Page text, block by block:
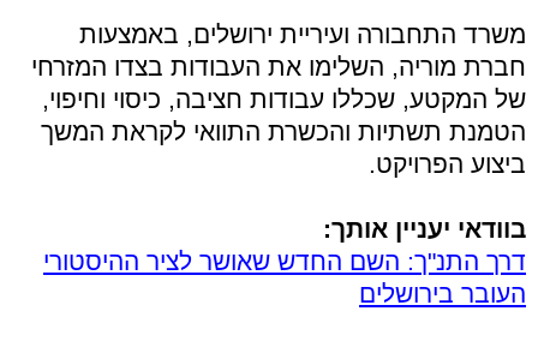
משרד התחבורה ועיריית ירושלים, באמצעות
חברת מוריה, השלימו את העבודות בצדו המזרחי
של המקטע, שכללו עבודות חציבה, כיסוי וחיפוי,
הטמנת תשתיות והכשרת התוואי לקראת המשך
ביצוע הפרויקט.
בוודאי יעניין אותך:
דרך התנ"ך: השם החדש שאושר לציר ההיסטורי
העובר בירושלים